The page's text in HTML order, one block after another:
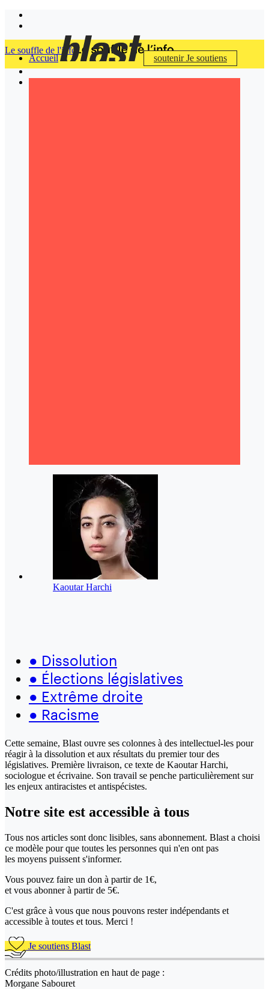
Accueil soutenirJe soutiens
Le souffle de l'info
Kaoutar Harchi
● Dissolution
● Élections législatives
● Extrême droite
● Racisme
Cette semaine, Blast ouvre ses colonnes à des intellectuel-les pour
réagir à la dissolution et aux résultats du premier tour des
législatives. Première livraison, ce texte de Kaoutar Harchi,
sociologue et écrivaine. Son travail se penche particulièrement sur
les enjeux antiracistes et antispécistes.
Notre site est accessible à tous
Tous nos articles sont donc lisibles, sans abonnement. Blast a choisi
ce modèle pour que toutes les personnes qui n'en ont pas
les moyens puissent s'informer.
Vous pouvez faire un don à partir de 1€,
et vous abonner à partir de 5€.
C'est grâce à vous que nous pouvons rester indépendants et
accessible à toutes et tous. Merci !
Je soutiens Blast
Crédits photo/illustration en haut de page :
Morgane Sabouret